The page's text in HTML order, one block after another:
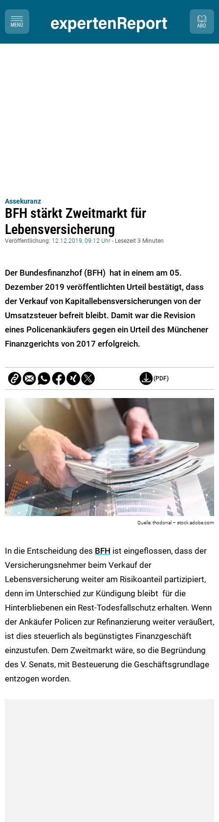
Assekuranz
BFH stärkt Zweitmarkt für
Lebensversicherung
Veröffentlichung: 12.12.2019, 09:12 Uhr - Lesezeit 3 Minuten
Der Bundesfinanzhof (BFH) hat in einem am 05.
Dezember 2019 veröffentlichten Urteil bestätigt, dass
der Verkauf von Kapitallebensversicherungen von der
Umsatzsteuer befreit bleibt. Damit war die Revision
eines Policenankäufers gegen ein Urteil des Münchener
Finanzgerichts von 2017 erfolgreich.
(PDF)
thodonal – stock.adobe.com
In die Entscheidung des BFH ist eingeflossen, dass der
Versicherungsnehmer beim Verkauf der
Lebensversicherung weiter am Risikoanteil partizipiert,
denn im Unterschied zur Kündigung bleibt für die
Hinterbliebenen ein Rest-Todesfallschutz erhalten. Wenn
der Ankäufer Policen zur Refinanzierung weiter veräußert,
ist dies steuerlich als begünstigtes Finanzgeschäft
einzustufen. Dem Zweitmarkt wäre, so die Begründung
des V. Senats, mit Besteuerung die Geschäftsgrundlage
entzogen worden.